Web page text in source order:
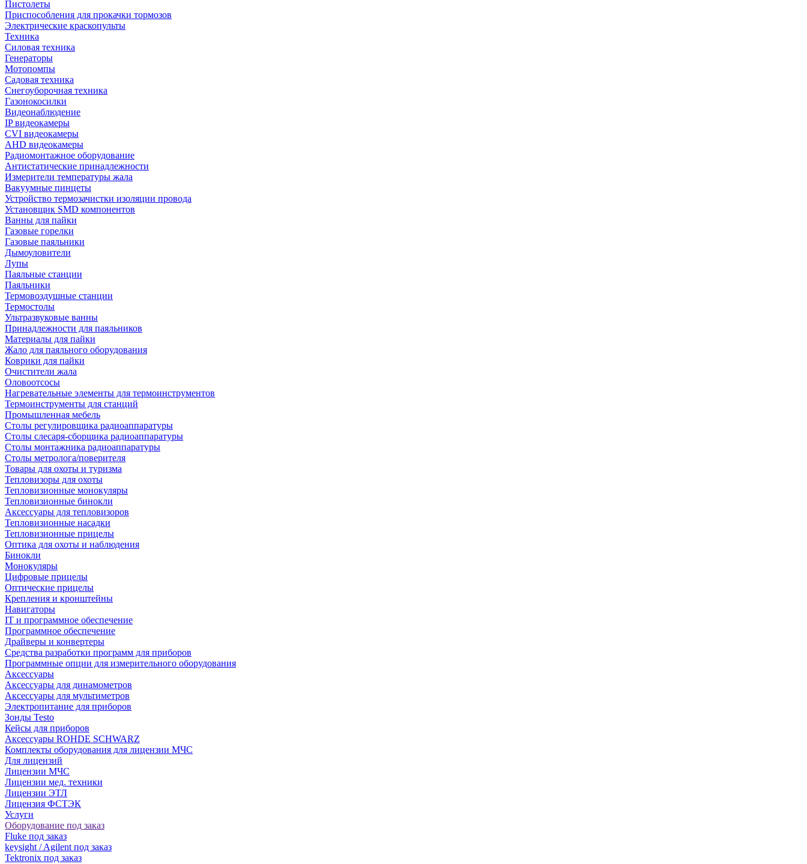
Пистолеты
Приспособления для прокачки тормозов
Электрические краскопульты
Техника
Силовая техника
Генераторы
Мотопомпы
Садовая техника
Снегоуборочная техника
Газонокосилки
Видеонаблюдение
IP видеокамеры
CVI видеокамеры
AHD видеокамеры
Радиомонтажное оборудование
Антистатические принадлежности
Измерители температуры жала
Вакуумные пинцеты
Устройство термозачистки изоляции провода
Установщик SMD компонентов
Ванны для пайки
Газовые горелки
Газовые паяльники
Дымоуловители
Лупы
Паяльные станции
Паяльники
Термовоздушные станции
Термостолы
Ультразвуковые ванны
Принадлежности для паяльников
Материалы для пайки
Жало для паяльного оборудования
Коврики для пайки
Очистители жала
Оловоотсосы
Нагревательные элементы для термоинструментов
Термоинструменты для станций
Промышленная мебель
Столы регулировщика радиоаппаратуры
Столы слесаря-сборщика радиоаппаратуры
Столы монтажника радиоаппаратуры
Столы метролога/поверителя
Товары для охоты и туризма
Тепловизоры для охоты
Тепловизионные монокуляры
Тепловизионные бинокли
Аксессуары для тепловизоров
Тепловизионные насадки
Тепловизионные прицелы
Оптика для охоты и наблюдения
Бинокли
Монокуляры
Цифровые прицелы
Оптические прицелы
Крепления и кронштейны
Навигаторы
IT и программное обеспечение
Программное обеспечение
Драйверы и конвертеры
Средства разработки программ для приборов
Программные опции для измерительного оборудования
Аксессуары
Аксессуары для динамометров
Аксессуары для мультиметров
Электропитание для приборов
Зонды Testo
Кейсы для приборов
Аксессуары ROHDE SCHWARZ
Комплекты оборудования для лицензии МЧС
Для лицензий
Лицензии МЧС
Лицензии мед. техники
Лицензии ЭТЛ
Лицензия ФСТЭК
Услуги
Оборудование под заказ
Fluke под заказ
keysight / Agilent под заказ
Tektronix под заказ